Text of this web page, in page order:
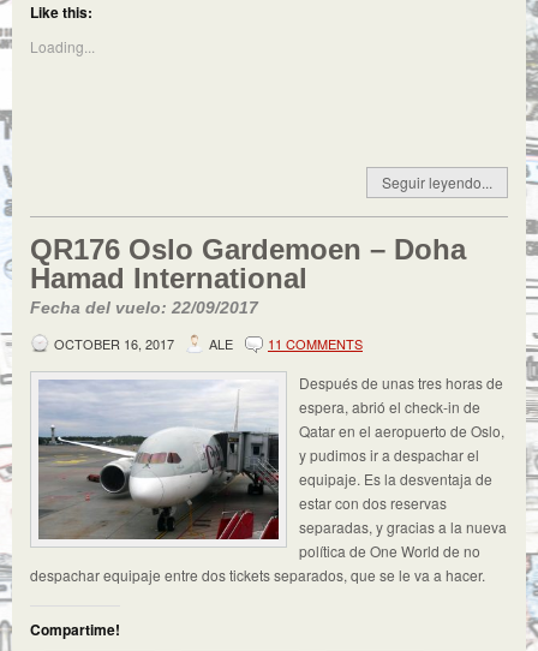
Like this:
Loading...
Seguir leyendo...
QR176 Oslo Gardemoen – Doha
Hamad International
Fecha del vuelo: 22/09/2017
OCTOBER 16, 2017
ALE 11 COMMENTS
Después de unas tres horas de
espera, abrió el check-in de
Qatar en el aeropuerto de Oslo,
y pudimos ir a despachar el
equipaje. Es la desventaja de
estar con dos reservas
separadas, y gracias a la nueva
política de One World de no
despachar equipaje entre dos tickets separados, que se le va a hacer.
Compartime!